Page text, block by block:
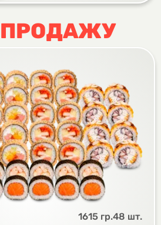
ПРОДАЖУ
1615 гр.48 шт.